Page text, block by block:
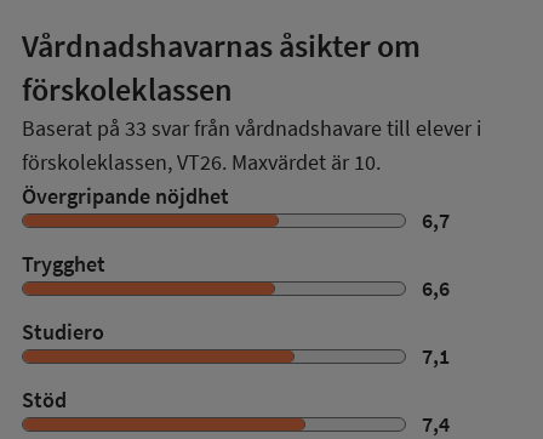
Vårdnadshavarnas åsikter om
förskoleklassen
Baserat på 33 svar från vårdnadshavare till elever i
förskoleklassen,VT26. Maxvärdet är 10.
Övergripande nöjdhet
6,7
Trygghet
6,6
Studiero
7,1
Stöd
7,4